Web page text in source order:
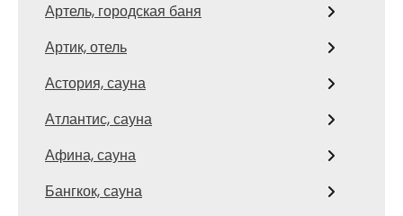
Артель, городская баня
Артик, отель
Астория, сауна
Атлантис, сауна
Афина, сауна
Бангкок, сауна